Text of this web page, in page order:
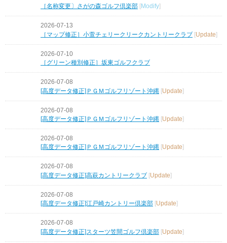
［名称変更〕さがの森ゴルフ倶楽部
Modify
2026-07-13
［マップ修正］小萱チェリークリークカントリークラブ [Update]
2026-07-10
［グリーン種別修正］坂東ゴルフクラブ
2026-07-08
[高度データ修正]ＰＧＭゴルフリゾート沖縄 [Update]
2026-07-08
[高度データ修正]ＰＧＭゴルフリゾート沖縄 [Update]
2026-07-08
[高度データ修正]ＰＧＭゴルフリゾート沖縄 Update
2026-07-08
[高度データ修正]高萩カントリークラブ [Update]
2026-07-08
[高度データ修正]江戸崎カントリー倶楽部 Update
2026-07-08
[高度データ修正]スターツ笠間ゴルフ倶楽部 [Update]